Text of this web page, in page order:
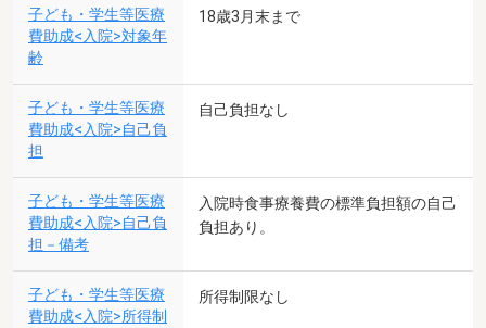
子ども・学生等医療
費助成<入院>対象年
齢
18歳3月末まで
子ども・学生等医療
費助成<入院>自己負
担
自己負担なし
子ども・学生等医療
費助成<入院>自己負
担－備考
入院時食事療養費の標準負担額の自己
負担あり。
子ども・学生等医療
費助成<入院>所得制
所得制限なし